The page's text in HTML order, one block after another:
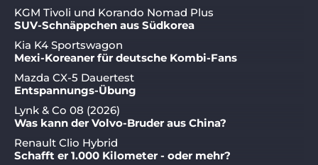
KGM Tivoli und Korando Nomad Plus
SUV-Schnäppchen aus Südkorea
Kia K4 Sportswagon
Mexi-Koreaner für deutsche Kombi-Fans
Mazda CX-5 Dauertest
Entspannungs-Übung
Lynk & Co 08 (2026)
Was kann der Volvo-Bruder aus China?
Renault Clio Hybrid
Schafft er 1.000 Kilometer - oder mehr?